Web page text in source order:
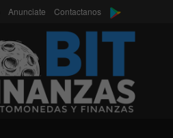
Anunciate Contactanos